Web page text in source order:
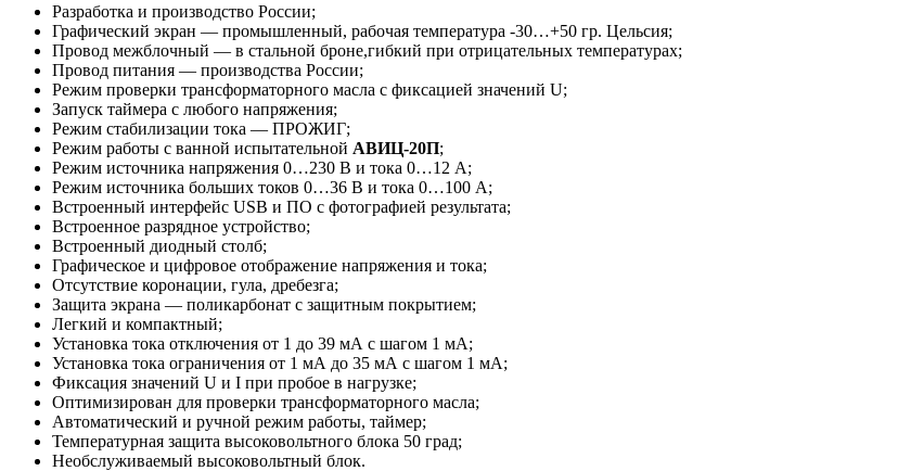
Разработка и производство России;
Графический экран — промышленный, рабочая температура -30…+50 гр. Цельсия;
Провод межблочный — в стальной броне,гибкий при отрицательных температурах;
Провод питания — производства России;
Режим проверки трансформаторного масла с фиксацией значений U;
Запуск таймера с любого напряжения;
Режим стабилизации тока — ПРОЖИГ;
Режим работы с ванной испытательной АВИЦ-20П;
Режим источника напряжения 0…230 В и тока 0…12 А;
Режим источника больших токов 0…36 В и тока 0…100 А;
Встроенный интерфейс USB и ПО с фотографией результата;
Встроенное разрядное устройство;
Встроенный диодный столб;
Графическое и цифровое отображение напряжения и тока;
Отсутствие коронации, гула, дребезга;
Защита экрана — поликарбонат с защитным покрытием;
Легкий и компактный;
Установка тока отключения от 1 до 39 мА с шагом 1 мА;
Установка тока ограничения от 1 мА до 35 мА с шагом 1 мА;
Фиксация значений U и I при пробое в нагрузке;
Оптимизирован для проверки трансформаторного масла;
Автоматический и ручной режим работы, таймер;
Температурная защита высоковольтного блока 50 град;
Необслуживаемый высоковольтный блок.